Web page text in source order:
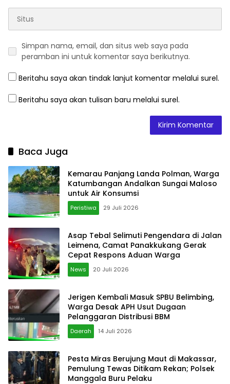
Simpan nama, email, dan situs web saya pada
peramban ini untuk komentar saya berikutnya.
Beritahu saya akan tindak lanjut komentar melalui surel.
Beritahu saya akan tulisan baru melalui surel.
Baca Juga
Kemarau Panjang Landa Polman, Warga
Katumbangan Andalkan Sungai Maloso
untuk Air Konsumsi
Peristiwa 29 Juli 2026
Asap Tebal Selimuti Pengendara di Jalan
Leimena, Camat Panakkukang Gerak
Cepat Respons Aduan Warga
News 20 Juli 2026
Jerigen Kembali Masuk SPBU Belimbing,
Warga Desak APH Usut Dugaan
Pelanggaran Distribusi BBM
Daerah 14 Juli 2026
Pesta Miras Berujung Maut di Makassar,
Pemulung Tewas Ditikam Rekan; Polsek
Manggala Buru Pelaku